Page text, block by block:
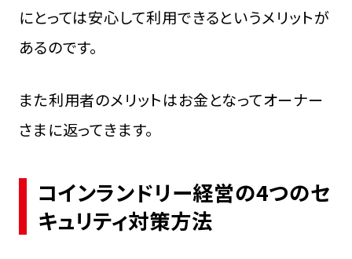
にとっては安心して利用できるというメリットが
あるのです。
また利用者のメリットはお金となってオーナー
さまに返ってきます。
コインランドリー経営の4つのセ
キュリティ対策方法